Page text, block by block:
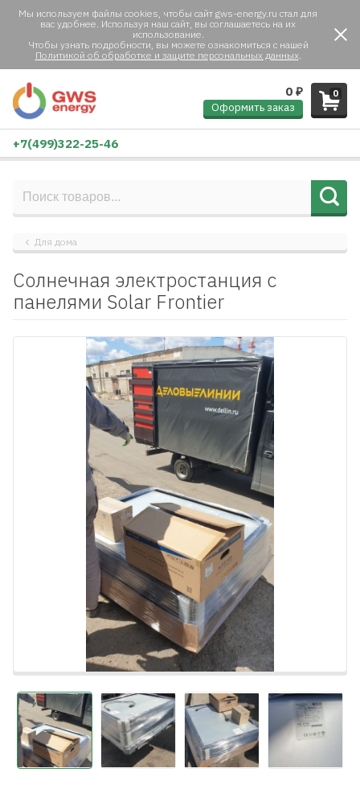
Мы используем файлы cookies, чтобы сайт gws-energy.ru стал для
вас удобнее. Используя наш сайт, вы соглашаетесь на их
использование.
Чтобы узнать подробности, вы можете ознакомиться с нашей
Политикой об обработке и защите персональных данных.
0
0 ₽
Оформить заказ
+7(499)322-25-46
Для дома
Солнечная электростанция с
панелями Solar Frontier